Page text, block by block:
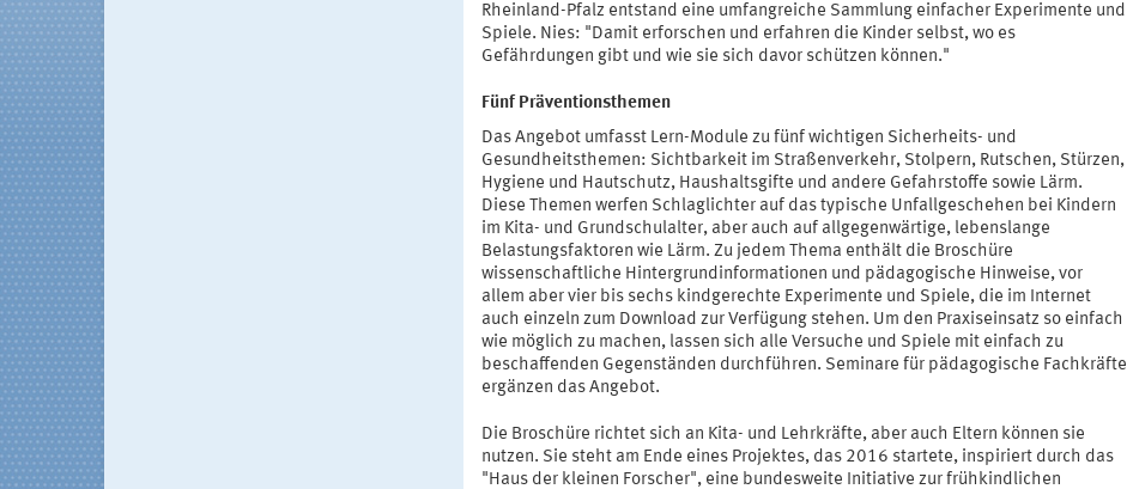
Rheinland-Pfalz entstand eine umfangreiche Sammlung einfacher Experimente und
Spiele. Nies: "Damit erforschen und erfahren die Kinder selbst, wo es
Gefährdungen gibt und wie sie sich davor schützen können."
Fünf Präventionsthemen
Das Angebot umfasst Lern-Module zu fünf wichtigen Sicherheits- und
Gesundheitsthemen: Sichtbarkeit im Straßenverkehr, Stolpern, Rutschen, Stürzen,
Hygiene und Hautschutz, Haushaltsgifte und andere Gefahrstoffe sowie Lärm.
Diese Themen werfen Schlaglichter auf das typische Unfallgeschehen bei Kindern
im Kita- und Grundschulalter, aber auch auf allgegenwärtige, lebenslange
Belastungsfaktoren wie Lärm. Zu jedem Thema enthält die Broschüre
wissenschaftliche Hintergrundinformationen und pädagogische Hinweise, vor
allem aber vier bis sechs kindgerechte Experimente und Spiele, die im Internet
auch einzeln zum Download zur Verfügung stehen. Um den Praxiseinsatz so einfach
wie möglich zu machen, lassen sich alle Versuche und Spiele mit einfach zu
beschaffenden Gegenständen durchführen. Seminare für pädagogische Fachkräfte
ergänzen das Angebot.
Die Broschüre richtet sich an Kita- und Lehrkräfte, aber auch Eltern können sie
nutzen. Sie steht am Ende eines Projektes, das 2016 startete, inspiriert durch das
"Haus der kleinen Forscher", eine bundesweite Initiative zur frühkindlichen